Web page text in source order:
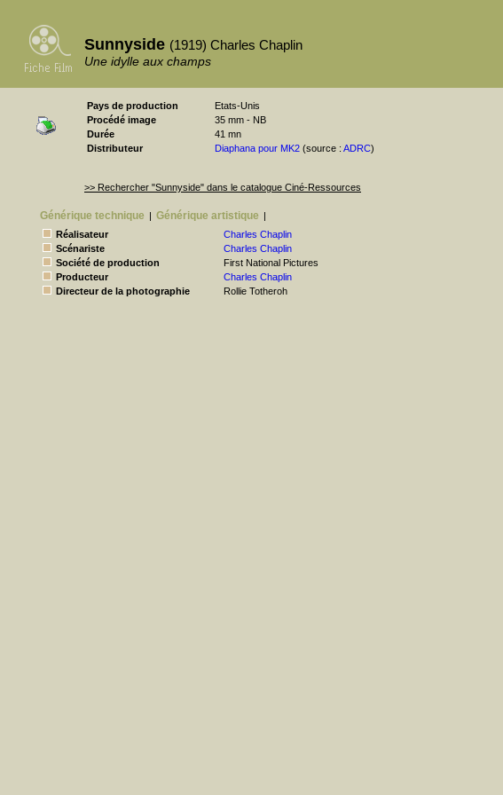
Sunnyside (1919) Charles Chaplin
Une idylle aux champs
Pays de production
Etats-Unis
Procédé image
35 mm - NB
Durée
41 mn
Distributeur
Diaphana pour MK2 (source : ADRC)
>> Rechercher "Sunnyside" dans le catalogue Ciné-Ressources
Générique technique | Générique artistique |
Réalisateur
Charles Chaplin
Scénariste
Charles Chaplin
Société de production
First National Pictures
Producteur
Charles Chaplin
Directeur de la photographie
Rollie Totheroh